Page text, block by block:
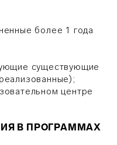
более 1 года
существующие
центре
В ПРОГРАММАХ